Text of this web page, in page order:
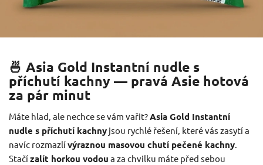
🍜 Asia Gold Instantní nudle s
příchutí kachny — pravá Asie hotová
za pár minut
Máte hlad, ale nechce se vám vařit?Asia Gold Instantní
nudle s příchutí kachny jsou rychlé řešení, které vás zasytí a
navíc rozmazlívýraznou masovou chutí pečené kachny.
Stačízalít horkou vodou a za chvilku máte před sebou